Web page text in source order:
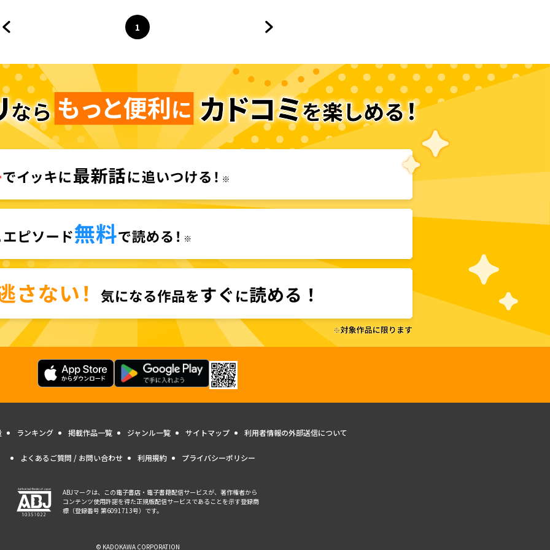
ページ
1
へ
ランキング 掲載作品一覧 ジャンル一覧 サイトマップ 利用者情報の外部送信について
よくあるご質問 / お問い合わせ 利用規約 プライバシーポリシー
ABJマークは、この電子書店・電子書籍配信サービスが、著作権者から
コンテンツ使用許諾を得た正規版配信サービスであることを示す登録商
標（登録番号 第6091713号）です。
© KADOKAWA CORPORATION